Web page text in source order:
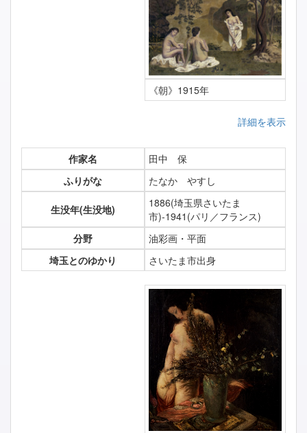
《朝》1915年
詳細を表示
作家名
田中 保
ふりがな
たなか やすし
生没年(生没地)
1886(埼玉県さいたま
市)-1941(パリ／フランス)
分野
油彩画・平面
埼玉とのゆかり
さいたま市出身